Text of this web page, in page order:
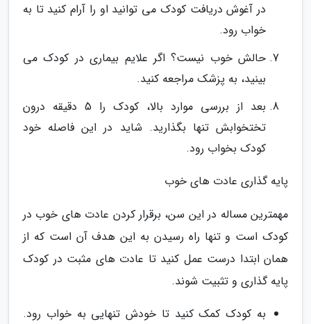
در آغوش دریافت کودک می توانید او را آرام کنید تا به
خواب رود.
حالش خوب نیست؟ اگر علایم بیماری در کودک می
بینید، به پزشک مراجعه کنید.
بعد از بررسی موارد بالا، کودک را 5 دقیقه درون
تختخوابش تنها بگذارید. شاید در این فاصله خود
کودک بخواب رود.
پایه گذاری عادت های خوب
مهمترین مساله در این سن، برقرار کردن عادت های خوب در
کودک است و تنها راه رسیدن به این هدف آن است که از
همان ابتدا درست عمل کنید تا عادت های مثبت در کودک
پایه گذاری و تثبیت شوند.
به کودک کمک کنید تا خودش تنهایی به خواب رود.